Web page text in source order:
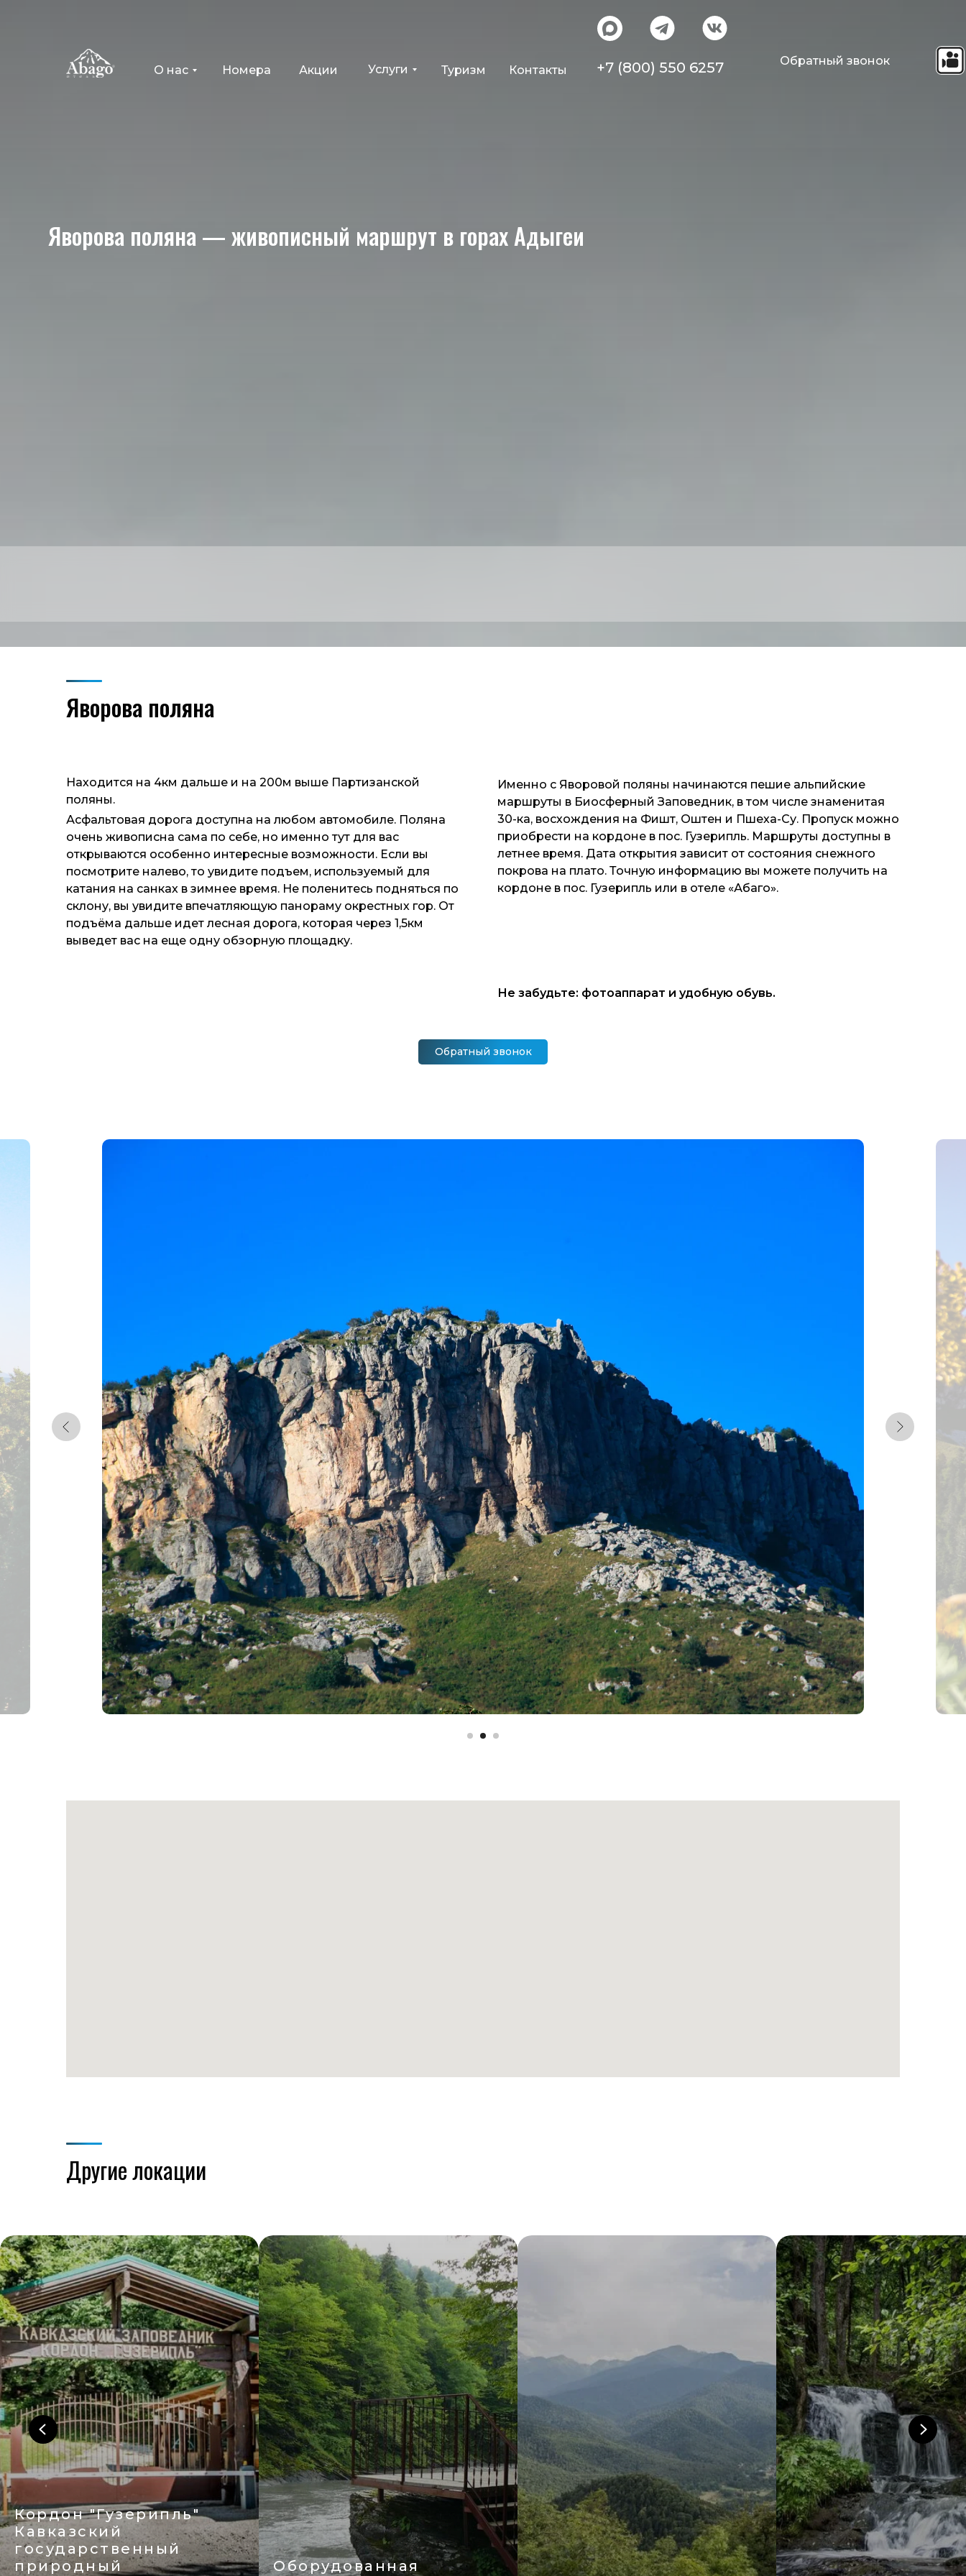
Обратный звонок
Акции Контакты
Туризм
Услуги
Номера
О нас +7 (800) 550 6257
Яворова поляна — живописный маршрут в горах Адыгеи
Яворова поляна
Обратный звонок
Не забудьте: фотоаппарат и удобную обувь.
Именно с Яворовой поляны начинаются пешие альпийские
маршруты в Биосферный Заповедник, в том числе знаменитая
30-ка, восхождения на Фишт, Оштен и Пшеха-Су. Пропуск можно
приобрести на кордоне в пос. Гузерипль. Маршруты доступны в
летнее время. Дата открытия зависит от состояния снежного
покрова на плато. Точную информацию вы можете получить на
кордоне в пос. Гузерипль или в отеле «Абаго».
Находится на 4км дальше и на 200м выше Партизанской
поляны.
Асфальтовая дорога доступна на любом автомобиле. Поляна
очень живописна сама по себе, но именно тут для вас
открываются особенно интересные возможности. Если вы
посмотрите налево, то увидите подъем, используемый для
катания на санках в зимнее время. Не поленитесь подняться по
склону, вы увидите впечатляющую панораму окрестных гор. От
подъёма дальше идет лесная дорога, которая через 1,5км
выведет вас на еще одну обзорную площадку.
Другие локации
Оборудованная